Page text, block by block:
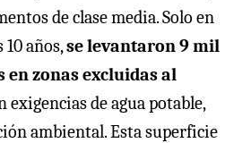
de clase media. Solo en
años,se levantaron 9 mil
en zonas excluidas al
exigencias de agua potable,
ambiental. Esta superficie